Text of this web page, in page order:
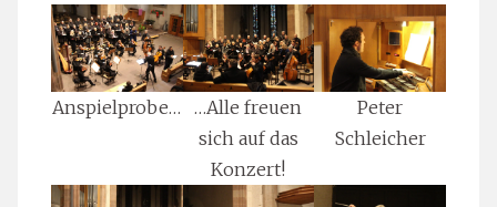
Anspielprobe…
…Alle freuen
sich auf das
Konzert!
Peter
Schleicher